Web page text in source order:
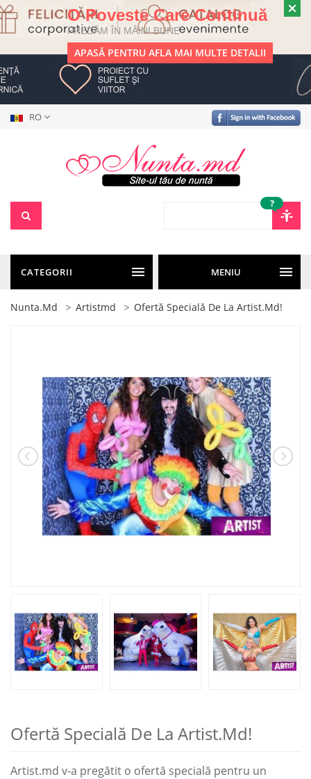
O Poveste Care Continuă
PREDĂM ÎN MÂINI BUNE
APASĂ PENTRU AFLA MAI MULTE DETALII
RO
?
CATEGORII MENIU
Nunta.md Artistmd Ofertă Specială De La Artist.md!
Ofertă Specială De La Artist.md!
Artist.md v-a pregătit o ofertă specială pentru un